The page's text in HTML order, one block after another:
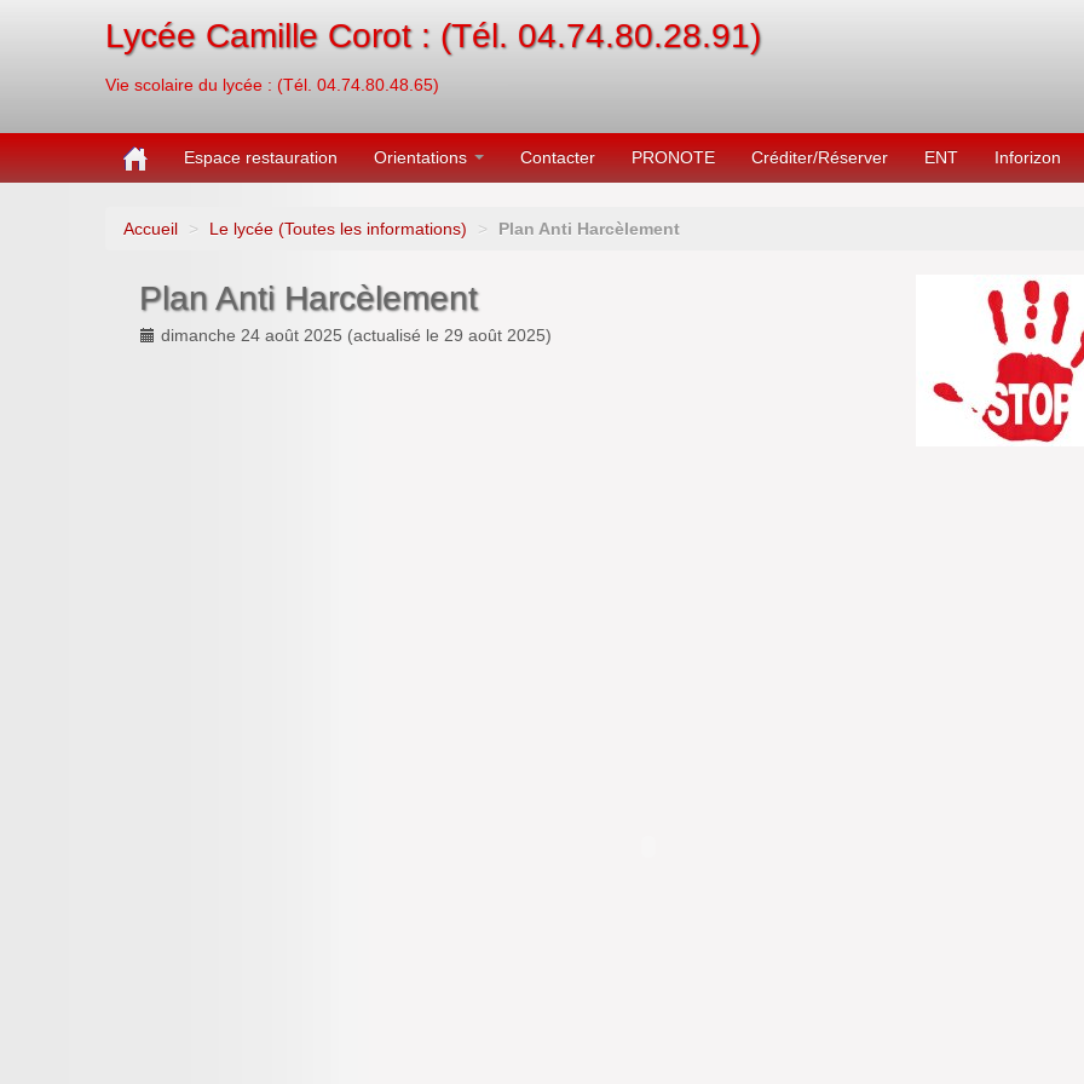
Lycée Camille Corot : (Tél. 04.74.80.28.91)
Vie scolaire du lycée : (Tél. 04.74.80.48.65)
Espace restauration Orientations Contacter PRONOTE Créditer/Réserver ENT Inforizon
Accueil > Le lycée (Toutes les informations) > Plan Anti Harcèlement
Plan Anti Harcèlement
dimanche 24 août 2025 (actualisé le 29 août 2025)